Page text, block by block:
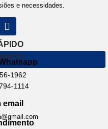
e necessidades.
1962
1114
email